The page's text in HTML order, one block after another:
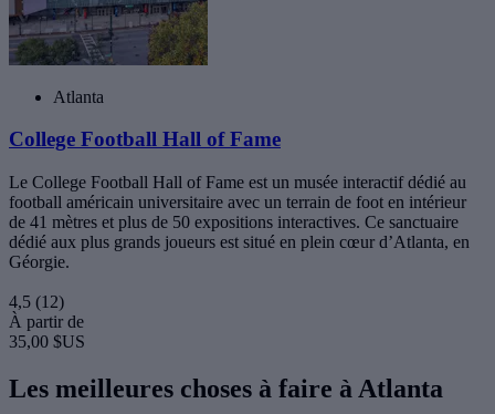
Atlanta
College Football Hall of Fame
Le College Football Hall of Fame est un musée interactif dédié au
football américain universitaire avec un terrain de foot en intérieur
de 41 mètres et plus de 50 expositions interactives. Ce sanctuaire
dédié aux plus grands joueurs est situé en plein cœur d’Atlanta, en
Géorgie.
4,5 (12)
À partir de
35,00 $US
Les meilleures choses à faire à Atlanta